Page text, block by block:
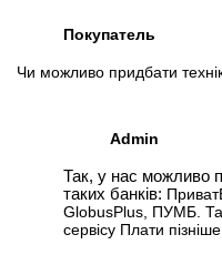
Покупатель
Чи можливо придбати
Admin
Так, у нас можливо
таких банків:
GlobusPlus, ПУМБ.
сервісу Плати пізніше.